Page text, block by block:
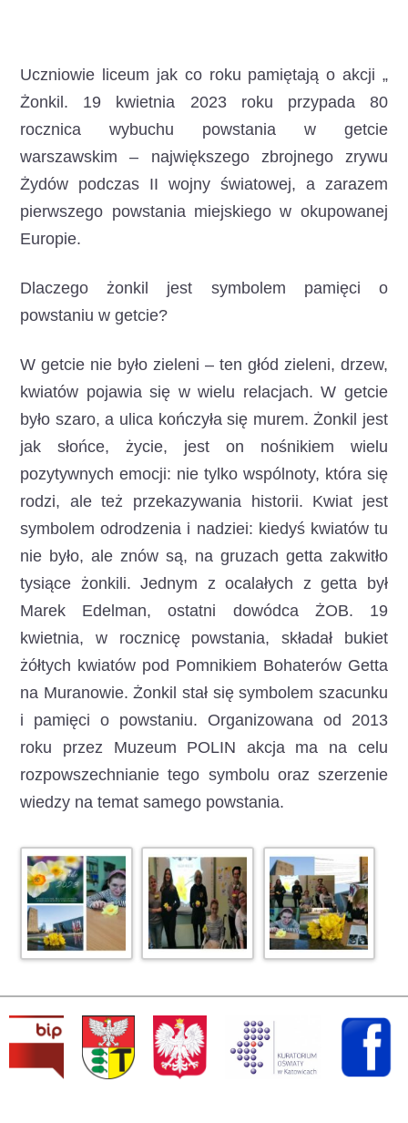
Uczniowie liceum jak co roku pamiętają o akcji „
Żonkil. 19 kwietnia 2023 roku przypada 80
rocznica wybuchu powstania w getcie
warszawskim – największego zbrojnego zrywu
Żydów podczas II wojny światowej, a zarazem
pierwszego powstania miejskiego w okupowanej
Europie.
Dlaczego żonkil jest symbolem pamięci o
powstaniu w getcie?
W getcie nie było zieleni – ten głód zieleni, drzew,
kwiatów pojawia się w wielu relacjach. W getcie
było szaro, a ulica kończyła się murem. Żonkil jest
jak słońce, życie, jest on nośnikiem wielu
pozytywnych emocji: nie tylko wspólnoty, która się
rodzi, ale też przekazywania historii. Kwiat jest
symbolem odrodzenia i nadziei: kiedyś kwiatów tu
nie było, ale znów są, na gruzach getta zakwitło
tysiące żonkili. Jednym z ocalałych z getta był
Marek Edelman, ostatni dowódca ŻOB. 19
kwietnia, w rocznicę powstania, składał bukiet
żółtych kwiatów pod Pomnikiem Bohaterów Getta
na Muranowie. Żonkil stał się symbolem szacunku
i pamięci o powstaniu. Organizowana od 2013
roku przez Muzeum POLIN akcja ma na celu
rozpowszechnianie tego symbolu oraz szerzenie
wiedzy na temat samego powstania.